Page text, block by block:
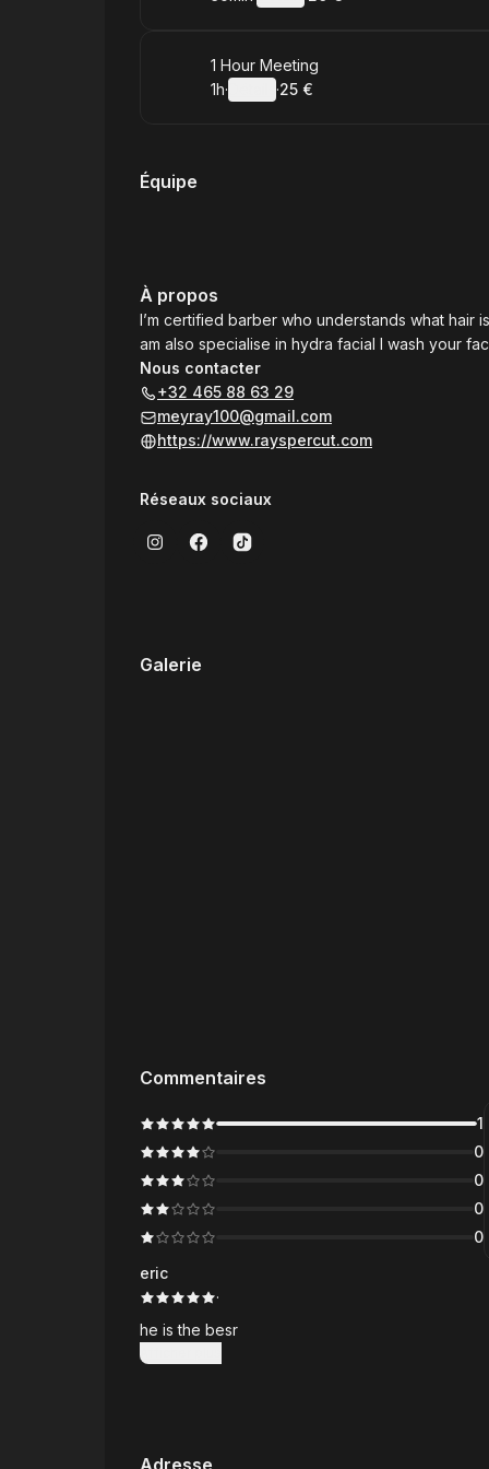
.Durée de l'appel
.Prix
Réserver
1 Hour Meeting
.Durée de l'appel
1h· ·
.Prix
25 €
Équipe
À propos
I’m certified barber who understands what hair
am also specialise in hydra facial I wash your
Nous contacter
+32 465 88 63 29
meyray100@gmail.com
https://www.rayspercut.com
Réseaux sociaux
Galerie
Commentaires
1
0
0
0
0
eric
·
he is the besr
Afficher plus
Adresse